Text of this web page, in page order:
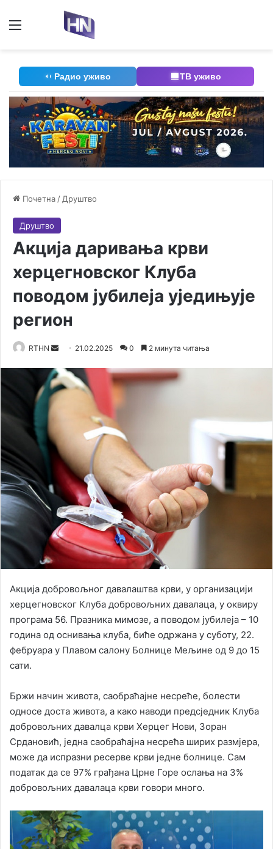
Радио уживо ТВ уживо
Почетна / Друштво
Друштво
Акција даривања крви
херцегновског Клуба
поводом јубилеја уједињује
регион
RTHN
n
d
m
a
21.02.2025 0 2 минута читања
Акција добровољног давалаштва крви, у организацији
херцегновског Клуба добровољних давалаца, у оквиру
програма 56. Празника мимозе, а поводом јубилеја – 10
година од оснивања клуба, биће одржана у суботу, 22.
фебруара у Плавом салону Болнице Мељине од 9 до 15
сати.
Бржи начин живота, саобраћајне несреће, болести
односе доста живота, а како наводи предсједник Клуба
добровољних давалца крви Херцег Нови, Зоран
Срдановић, једна саобраћајна несрећа ширих размјера,
може да испразни ресерве крви једне болнице. Сам
податак да се 97% грађана Црне Горе ослања на 3%
добровољних давалаца крви говори много.